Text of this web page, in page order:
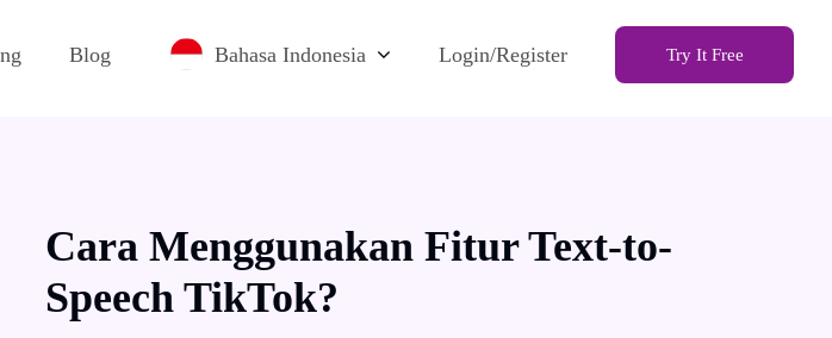
Blog Bahasa Indonesia Login/Register Try It Free
Cara Menggunakan Fitur Text-to-
Speech TikTok?